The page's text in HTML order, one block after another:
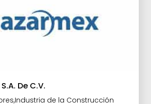
De C.V.
de la Construcción